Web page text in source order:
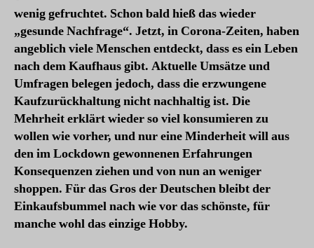
wenig gefruchtet. Schon bald hieß das wieder
„gesunde Nachfrage“. Jetzt, in Corona-Zeiten, haben
angeblich viele Menschen entdeckt, dass es ein Leben
nach dem Kaufhaus gibt. Aktuelle Umsätze und
Umfragen belegen jedoch, dass die erzwungene
Kaufzurückhaltung nicht nachhaltig ist. Die
Mehrheit erklärt wieder so viel konsumieren zu
wollen wie vorher, und nur eine Minderheit will aus
den im Lockdown gewonnenen Erfahrungen
Konsequenzen ziehen und von nun an weniger
shoppen. Für das Gros der Deutschen bleibt der
Einkaufsbummel nach wie vor das schönste, für
manche wohl das einzige Hobby.